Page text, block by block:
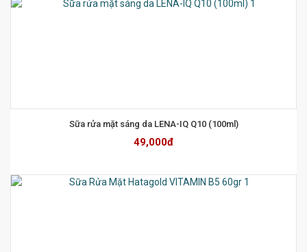
Sữa rửa mặt sáng da LENA-IQ Q10 (100ml)
49,000đ